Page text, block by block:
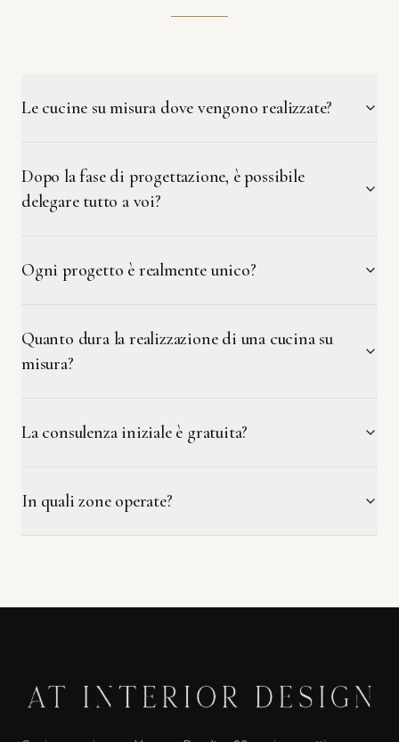
Le cucine su misura dove vengono realizzate?
Dopo la fase di progettazione, è possibile
delegare tutto a voi?
Ogni progetto è realmente unico?
Quanto dura la realizzazione di una cucina su
misura?
La consulenza iniziale è gratuita?
In quali zone operate?